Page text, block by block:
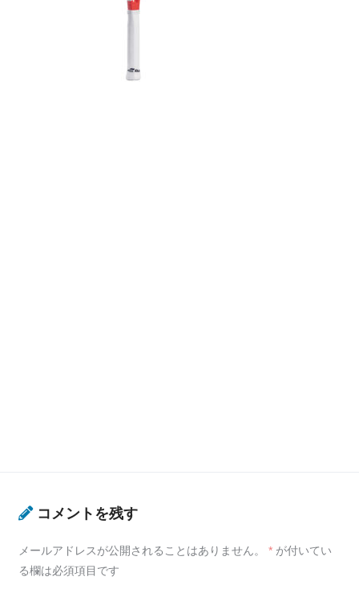
コメントを残す
メールアドレスが公開されることはありません。 *が付いてい
る欄は必須項目です